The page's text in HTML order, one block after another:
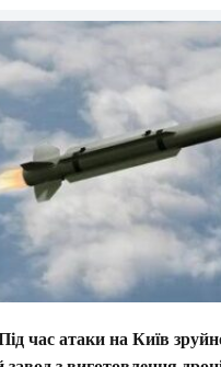
час атаки на Київ